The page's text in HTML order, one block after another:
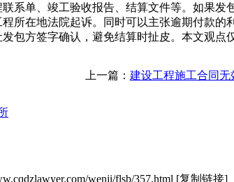
系单、竣工验收报告、结算文件等。如果
所在地法院起诉。同时可以主张逾期付款
包方签字确认，避免结算时扯皮。本文观点
上一篇： 建设工程施工合同无
wenji/flsb/357.html [复制链接]